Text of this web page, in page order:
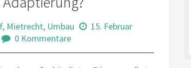
, Mietrecht, Umbau
15. Februar
0 Kommentare